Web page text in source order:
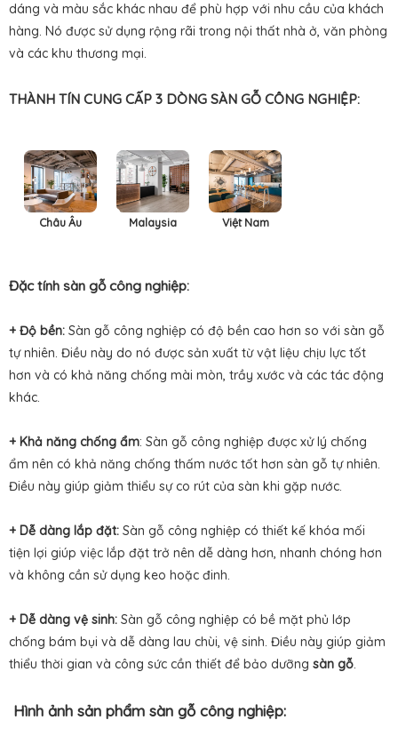
dáng và màu sắc khác nhau để phù hợp với nhu cầu của khách
hàng. Nó được sử dụng rộng rãi trong nội thất nhà ở, văn phòng
và các khu thương mại.
THÀNH TÍN CUNG CẤP 3 DÒNG SÀN GỖ CÔNG NGHIỆP:
Châu Âu Malaysia Việt Nam
Đặc tính sàn gỗ công nghiệp:
+ Độ bền: Sàn gỗ công nghiệp có độ bền cao hơn so với sàn gỗ
tự nhiên. Điều này do nó được sản xuất từ vật liệu chịu lực tốt
hơn và có khả năng chống mài mòn, trầy xước và các tác động
khác.
+ Khả năng chống ẩm: Sàn gỗ công nghiệp được xử lý chống
ẩm nên có khả năng chống thấm nước tốt hơn sàn gỗ tự nhiên.
Điều này giúp giảm thiểu sự co rút của sàn khi gặp nước.
+ Dễ dàng lắp đặt: Sàn gỗ công nghiệp có thiết kế khóa mối
tiện lợi giúp việc lắp đặt trở nên dễ dàng hơn, nhanh chóng hơn
và không cần sử dụng keo hoặc đinh.
+ Dễ dàng vệ sinh: Sàn gỗ công nghiệp có bề mặt phủ lớp
chống bám bụi và dễ dàng lau chùi, vệ sinh. Điều này giúp giảm
thiểu thời gian và công sức cần thiết để bảo dưỡng sàn gỗ.
Hình ảnh sản phẩm sàn gỗ công nghiệp: